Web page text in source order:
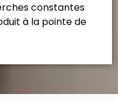
constantes
à la pointe de